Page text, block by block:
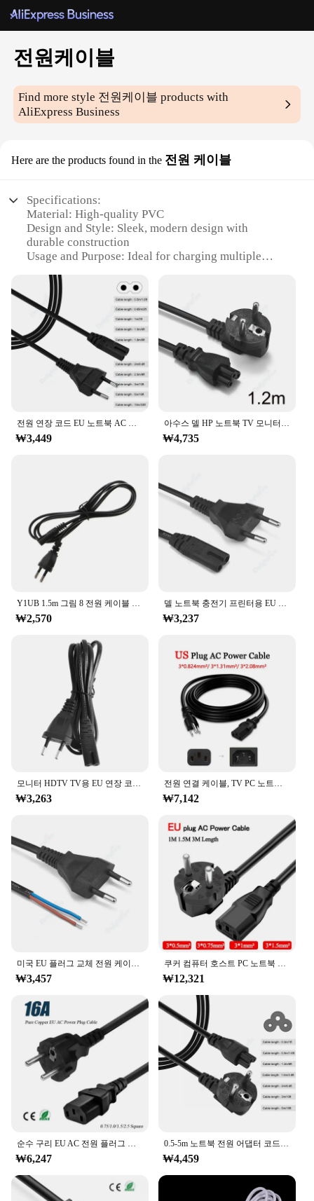
전원케이블
Find more style 전원케이블 products with
AliExpress Business
Here are the products found in the 전원 케이블
Specifications:
Material: High-quality PVC
Design and Style: Sleek, modern design with
durable construction
Usage and Purpose: Ideal for charging multiple
Performance and Property: Robust power
transmission with minimal signal loss
Shape or Size or Weight or Quantity: Available in
various lengths and quantities to suit different
needs
Parts and Accessories: Includes multiple connectors
for versatile use
**Efficient Power Delivery**
The 전원케이블 is not just any ordinary power
cable; it's a reliable solution for charging and
longevity, making it a staple in your daily life. Its
robust design is not only visually appealing but also
engineered to deliver efficient power transmission,
minimizing signal loss and maximizing device
performance.
**Versatile Connectivity Options**
This power cable is designed to cater to a wide
addition to your collection. With multiple
connectors included, it's easy to adapt to different
devices and charging scenarios. Whether you're at
home, in the office, or on the go, this cable's
adaptability ensures that you can power up your
devices with ease.
**Optimized for Wholesale and Vendor Needs**
Understanding the demands of wholesale and
vendor markets, this power cable is available in sets
to meet the needs of various businesses. The cable's
competitive pricing and wholesale availability make
it an attractive option for vendors and suppliers
looking to offer reliable charging solutions to their
customers. Its performance and property make it an
excellent choice for both personal and professional
use, ensuring that you can power up your devices
with confidence.
전원 연장 코드 EU 노트북 AC 케이블, IEC C7 전원 케이블, 라디오 스피커 TCL 애플 LG TV 소니 PS용, 0.5m, 1m, 1.5m, 3m, 5m, 10m
₩3,449
아수스 델 HP 노트북 TV 모니터 PC 컴퓨터 프린터 PC 노트북용 EU 플러그 전원 케이블, IEC C5 C13 전원 어댑터 익스텐션 코드
₩4,735
Y1UB 1.5m 그림 8 전원 케이블 코드 유로 EU 유럽 2핀 플러그
₩2,570
델 노트북 충전기 프린터용 EU 전원 익스텐션 코드, EU 노트북 AC 케이블, IEC C7, 0.5m, 1m, 1.5m, 2m, 3m, 10m
₩3,237
모니터 HDTV TV용 EU 연장 코드 2 갈래 벽 전원 케이블에 대한 짧은 C7
₩3,263
전원 연결 케이블, TV PC 노트북 컴퓨터 충전 와이어, 미국 플러그, 전기 3 프롱 커넥터, 구리 라인, 1.5m, 3m, AC 110V ~ 220V
₩7,142
미국 EU 플러그 교체 전원 케이블, 전기 와이어 유로 전원 익스텐션 코드, 램프 베이스 전원 공급 장치 소켓용, 0.5m, 1.5m, 3m, 220V
₩3,457
쿠커 컴퓨터 호스트 PC 노트북 충전 라인, AC 전원 공급 케이블, EU 3 프롱 플러그 커넥터, 구리선, 3 * 0.5mm ², 1M, 1.5M, 3M
₩12,321
순수 구리 EU AC 전원 플러그 케이블, CE 인증 유럽 표준 테일 전원 코드, 16A 0.75, 1.0, 1.5 스퀘어, 3 핀
₩6,247
0.5-5m 노트북 전원 어댑터 코드 EU 플러그 2 프롱 IEC C5 전원 연장 코드 HP Dell 용 전원 케이블 Lenovo Asus Laptop LG TV
₩4,459